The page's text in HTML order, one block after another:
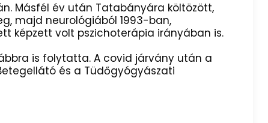
Másfél év után Tatabányára költözött,
majd neurológiából 1993-ban,
képzett volt pszichoterápia irányában is.
is folytatta. A covid járvány után a
és a Tüdőgyógyászati